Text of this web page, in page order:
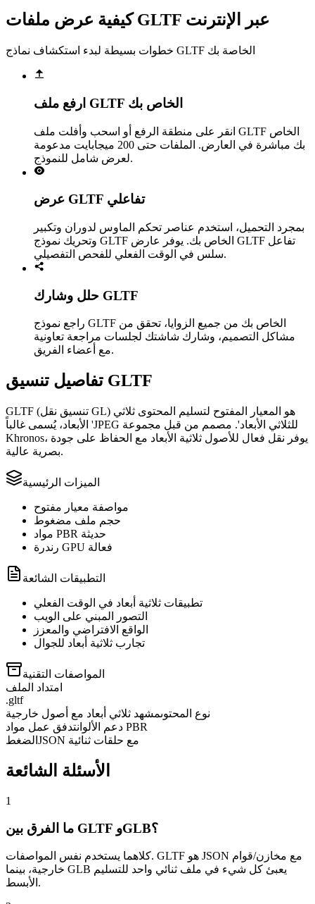
كيفية عرض ملفات GLTF عبر الإنترنت
خطوات بسيطة لبدء استكشاف نماذج GLTF الخاصة بك
ارفع ملف GLTF الخاص بك
انقر على منطقة الرفع أو اسحب وأفلت ملف GLTF الخاص
بك مباشرة في العارض. الملفات حتى 200 ميجابايت مدعومة
لعرض شامل للنموذج.
عرض GLTF تفاعلي
بمجرد التحميل، استخدم عناصر تحكم الماوس لدوران وتكبير
وتحريك نموذج GLTF الخاص بك. يوفر عارض GLTF تفاعل
سلس في الوقت الفعلي للفحص التفصيلي.
حلل وشارك GLTF
راجع نموذج GLTF الخاص بك من جميع الزوايا، تحقق من
مشاكل التصميم، وشارك شاشتك لجلسات مراجعة تعاونية
مع أعضاء الفريق.
تفاصيل تنسيق GLTF
GLTF (تنسيق نقل GL) هو المعيار المفتوح لتسليم المحتوى ثلاثي
الأبعاد، يُسمى غالباً 'JPEG للثلاثي الأبعاد'. مصمم من قبل مجموعة
Khronos، يوفر نقل فعال للأصول ثلاثية الأبعاد مع الحفاظ على جودة
بصرية عالية.
الميزات الرئيسية
مواصفة معيار مفتوح
حجم ملف مضغوط
مواد PBR حديثة
رندرة GPU فعالة
التطبيقات الشائعة
تطبيقات ثلاثية أبعاد في الوقت الفعلي
التصور المبني على الويب
الواقع الافتراضي والمعزز
تجارب ثلاثية أبعاد للجوال
المواصفات التقنية
امتداد الملف
.gltf
نوع المحتوىمشهد ثلاثي أبعاد مع أصول خارجية
دعم الألوان تدفق عمل مواد PBR
الضغط
JSON مع حلقات ثنائية
الأسئلة الشائعة
1
ما الفرق بين GLTF وGLB؟
كلاهما يستخدم نفس المواصفات. GLTF هو JSON مع مخازن/قوام
خارجية، بينما GLB يعبئ كل شيء في ملف ثنائي واحد للتسليم
الأبسط.